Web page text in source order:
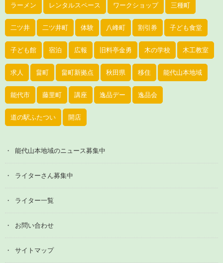
ラーメン レンタルスペース ワークショップ 三種町
二ツ井 二ツ井町 体験 八峰町 割引券 子ども食堂
子ども館 宿泊 広報 旧料亭金勇 木の学校 木工教室
求人 畠町 畠町新拠点 秋田県 移住 能代山本地域
能代市 藤里町 講座 逸品デー 逸品会
道の駅ふたつい 開店
能代山本地域のニュース募集中
ライターさん募集中
ライター一覧
お問い合わせ
サイトマップ